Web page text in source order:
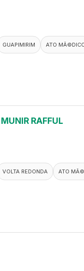
GUAPIMIRIM ATO
RAFFUL
VOLTA REDONDA ATO